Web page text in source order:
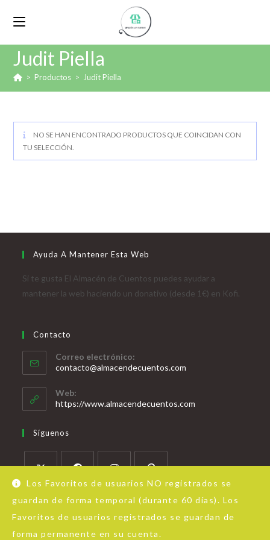
Los Favoritos de usuarios NO registrados se
guardan de forma temporal (durante 60 días). Los
Favoritos de usuarios registrados se guardan de
forma permanente en su cuenta.
Judit Piella
> Productos > Judit Piella
NO SE HAN ENCONTRADO PRODUCTOS QUE COINCIDAN CON
TU SELECCIÓN.
Ayuda A Mantener Esta Web
Si te gusta El Almacén de Cuentos puedes ayudar a
mantener la web haciendo un donativo (desde 1€) en Kofi.
Contacto
Correo electrónico:
contacto@almacendecuentos.com
Web:
https://www.almacendecuentos.com
Síguenos
Acerca de Almacén de Cuentos Aviso Legal